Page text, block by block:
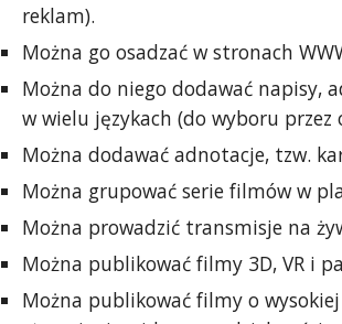
reklam).
Można go osadzać w stronach
Można do niego dodawać napisy,
w wielu językach (do wyboru przez
Można dodawać adnotacje, tzw.
Można grupować serie filmów w
Można prowadzić transmisje na
Można publikować filmy 3D, VR i
Można publikować filmy o